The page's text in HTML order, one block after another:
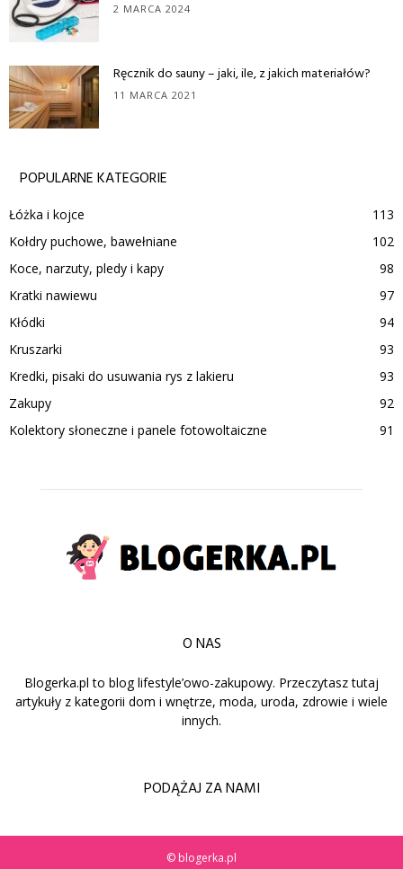
2 MARCA 2024
Ręcznik do sauny – jaki, ile, z jakich materiałów?
11 MARCA 2021
POPULARNE KATEGORIE
Łóżka i kojce
113
Kołdry puchowe, bawełniane
102
Koce, narzuty, pledy i kapy
98
Kratki nawiewu
97
Kłódki
94
Kruszarki
93
Kredki, pisaki do usuwania rys z lakieru
93
Zakupy
92
Kolektory słoneczne i panele fotowoltaiczne
91
O NAS
Blogerka.pl to blog lifestyle’owo-zakupowy. Przeczytasz tutaj
artykuły z kategorii dom i wnętrze, moda, uroda, zdrowie i wiele
innych.
PODĄŻAJ ZA NAMI
© blogerka.pl